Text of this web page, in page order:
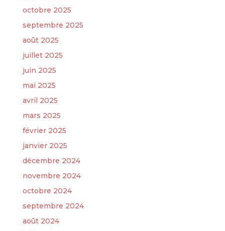
octobre 2025
septembre 2025
août 2025
juillet 2025
juin 2025
mai 2025
avril 2025
mars 2025
février 2025
janvier 2025
décembre 2024
novembre 2024
octobre 2024
septembre 2024
août 2024